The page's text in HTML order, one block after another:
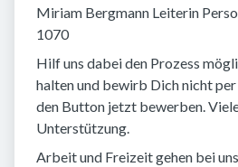
Miriam Bergmann Leiterin
1070
Hilf uns dabei den Prozess
halten und bewirb Dich nicht
den Button jetzt bewerben.
Unterstützung.
Arbeit und Freizeit gehen bei